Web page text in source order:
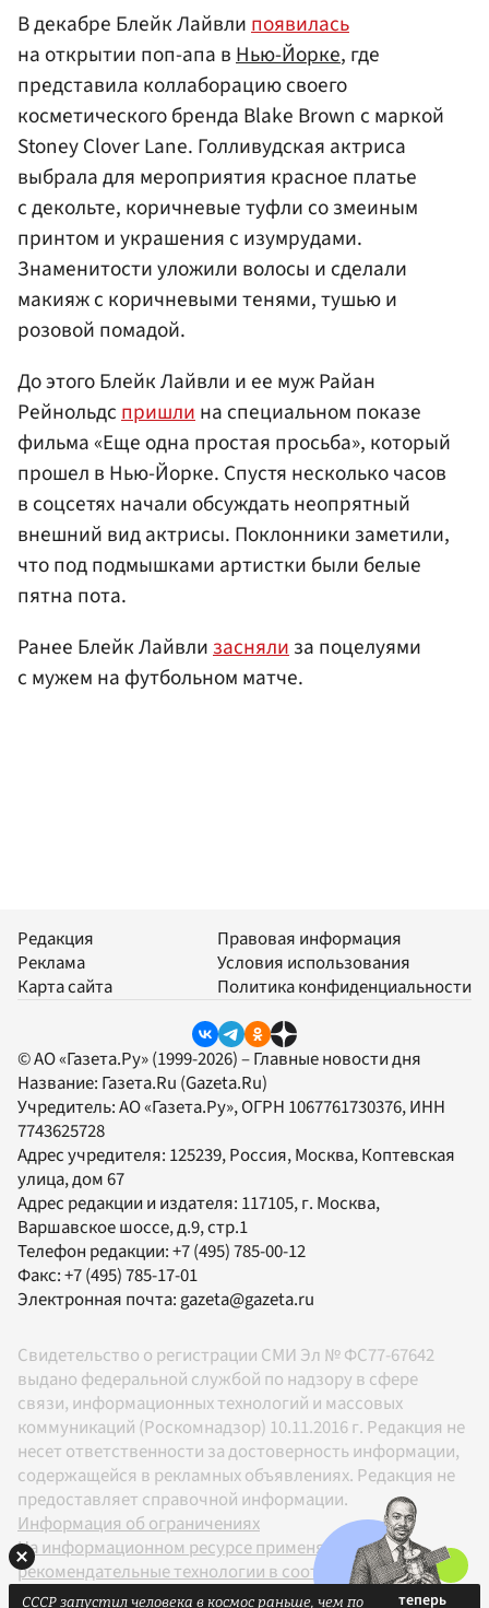
В декабре Блейк Лайвли появилась
на открытии поп-апа в Нью-Йорке, где
представила коллаборацию своего
косметического бренда Blake Brown с маркой
Stoney Clover Lane. Голливудская актриса
выбрала для мероприятия красное платье
с декольте, коричневые туфли со змеиным
принтом и украшения с изумрудами.
Знаменитости уложили волосы и сделали
макияж с коричневыми тенями, тушью и
розовой помадой.
До этого Блейк Лайвли и ее муж Райан
Рейнольдспришлина специальном показе
фильма «Еще одна простая просьба», который
прошел в Нью-Йорке. Спустя несколько часов
в соцсетях начали обсуждать неопрятный
внешний вид актрисы. Поклонники заметили,
что под подмышками артистки были белые
пятна пота.
Ранее Блейк Лайвлизаснялиза поцелуями
с мужем на футбольном матче.
Редакция
Реклама
Карта сайта
Правовая информация
Условия использования
Политика конфиденциальности
© АО «Газета.Ру» (1999-2026) – Главные новости дня
Название: Газета.Ru (Gazeta.Ru)
Учредитель:АО «Газета.Ру», ОГРН 1067761730376, ИНН
7743625728
Адрес учредителя: 125239, Россия, Москва, Коптевская
улица, дом 67
Адрес редакции и издателя: 117105, г. Москва,
Варшавское шоссе, д.9, стр.1
Телефон редакции:+7 (495) 785-00-12
Факс:+7 (495) 785-17-01
Электронная почта:gazeta@gazeta.ru
Свидетельство о регистрации СМИ Эл № ФС77-67642
выдано федеральной службой по надзору в сфере
связи, информационных технологий и массовых
коммуникаций (Роскомнадзор) 10.11.2016 г. Редакция не
несет ответственности за достоверность информации,
содержащейся в рекламных объявлениях. Редакция не
предоставляет справочной информации.
Информация об ограничениях
На информационном ресурсе применяются
рекомендательные технологии в соответствии с
Правилами
СССР запустил человека в космос раньше, чем по